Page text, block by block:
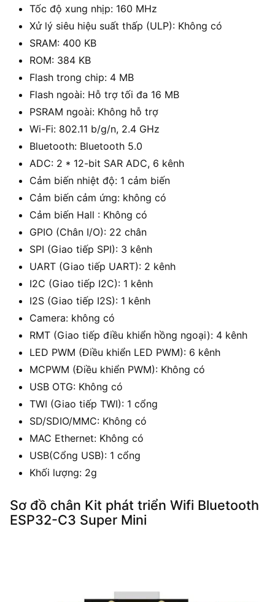
Tốc độ xung nhịp: 160 MHz
Xử lý siêu hiệu suất thấp (ULP): Không có
SRAM: 400 KB
ROM: 384 KB
Flash trong chip: 4 MB
Flash ngoài: Hỗ trợ tối đa 16 MB
PSRAM ngoài: Không hỗ trợ
Wi-Fi: 802.11 b/g/n, 2.4 GHz
Bluetooth: Bluetooth 5.0
ADC: 2 * 12-bit SAR ADC, 6 kênh
Cảm biến nhiệt độ: 1 cảm biến
Cảm biến cảm ứng: không có
Cảm biến Hall : Không có
GPIO (Chân I/O): 22 chân
SPI (Giao tiếp SPI): 3 kênh
UART (Giao tiếp UART): 2 kênh
I2C (Giao tiếp I2C): 1 kênh
I2S (Giao tiếp I2S): 1 kênh
Camera: không có
RMT (Giao tiếp điều khiển hồng ngoại): 4 kênh
LED PWM (Điều khiển LED PWM): 6 kênh
MCPWM (Điều khiển PWM): Không có
USB OTG: Không có
TWI (Giao tiếp TWI): 1 cổng
SD/SDIO/MMC: Không có
MAC Ethernet: Không có
USB(Cổng USB): 1 cổng
Khối lượng: 2g
Sơ đồ chân Kit phát triển Wifi Bluetooth
ESP32-C3 Super Mini